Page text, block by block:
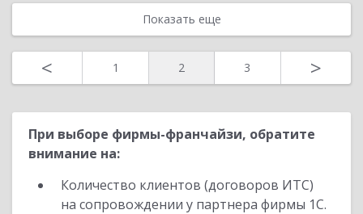
Показать еще
< 1 2 3 >
При выборе фирмы-франчайзи, обратите
внимание на:
Количество клиентов (договоров ИТС)
на сопровождении у партнера фирмы 1С.